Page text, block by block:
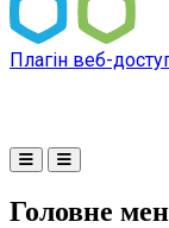
Плагін веб-
Головне